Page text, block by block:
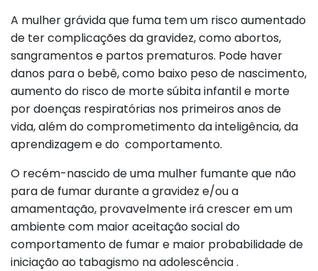
A mulher grávida que fuma tem um risco aumentado
de ter complicações da gravidez, como abortos,
sangramentos e partos prematuros. Pode haver
danos para o bebê, como baixo peso de nascimento,
aumento do risco de morte súbita infantil e morte
por doenças respiratórias nos primeiros anos de
vida, além do comprometimento da inteligência, da
aprendizagem e do comportamento.
O recém-nascido de uma mulher fumante que não
para de fumar durante a gravidez e/ou a
amamentação, provavelmente irá crescer em um
ambiente com maior aceitação social do
comportamento de fumar e maior probabilidade de
iniciação ao tabagismo na adolescência .